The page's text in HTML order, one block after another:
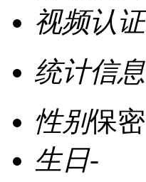
视频认证
统计信息
性别保密
生日-